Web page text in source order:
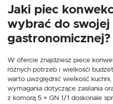
Jaki piec
wybrać do swojej
gastronomicznej?
W ofercie znajdziesz piece
różnych potrzeb i wielkośći
warto uwzględnić wielkość
wymagania dotyczące zasilania
z komorą 5 × GN 1/1 doskonale